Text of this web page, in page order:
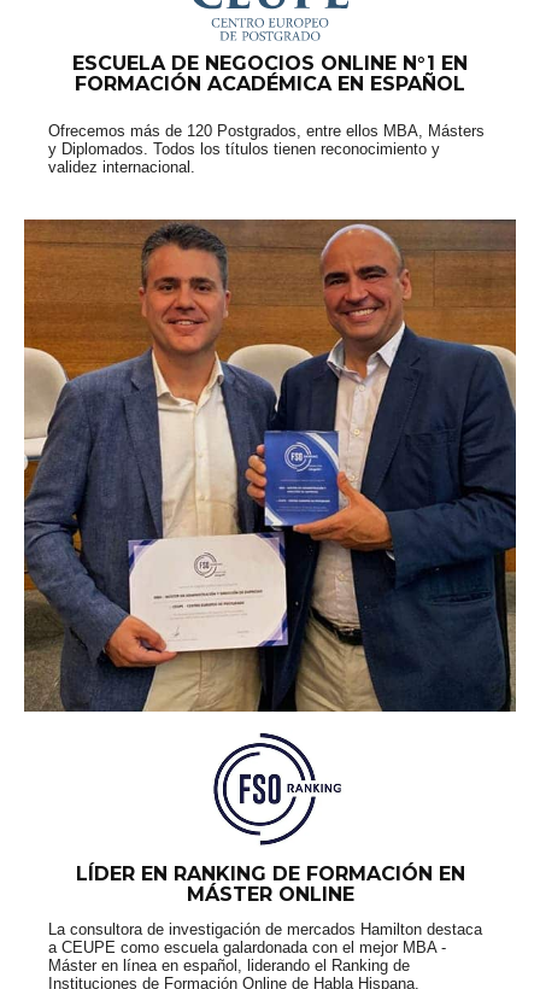
ESCUELA DE NEGOCIOS ONLINE N°1 EN
FORMACIÓN ACADÉMICA EN ESPAÑOL
Ofrecemos más de 120 Postgrados, entre ellos MBA, Másters
y Diplomados. Todos los títulos tienen reconocimiento y
validez internacional.
LÍDER EN RANKING DE FORMACIÓN EN
MÁSTER ONLINE
La consultora de investigación de mercados Hamilton destaca
a CEUPE como escuela galardonada con el mejor MBA -
Máster en línea en español, liderando el Ranking de
Instituciones de Formación Online de Habla Hispana.